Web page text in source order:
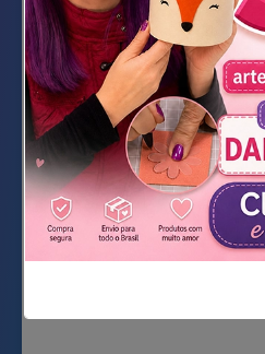
Esponjinha
Canetas Posca
Uni Pin 0,3mm
Baixar Molde